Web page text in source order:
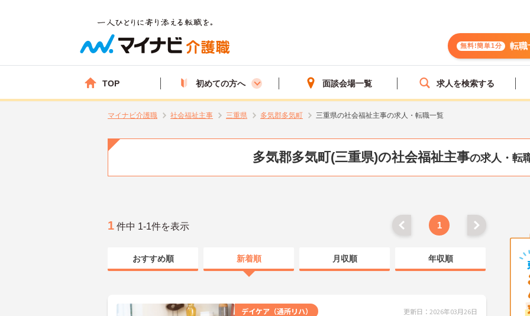
無料!簡単1分 転職
TOP 初めての方へ 面談会場一覧 求人を検索する
マイナビ介護職 社会福祉主事 三重県 多気郡多気町 三重県の社会福祉主事の求人・転職一覧
多気郡多気町(三重県)の社会福祉主事の求人・転
1 件中 1-1件を表示 1
おすすめ順 新着順 月収順 年収順
デイケア（通所リハ） 更新日：2026年03月26日